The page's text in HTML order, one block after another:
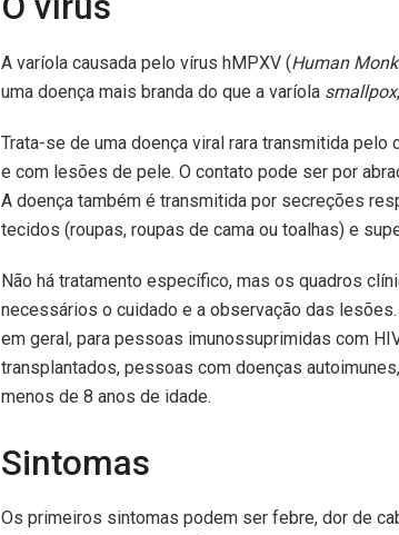
A varíola causada pelo vírus hMPXV (Human
uma doença mais branda do que a varíola smallpox
Trata-se de uma doença viral rara transmitida
e com lesões de pele. O contato pode ser por
A doença também é transmitida por secreções
tecidos (roupas, roupas de cama ou toalhas) e
Não há tratamento específico, mas os quadros
necessários o cuidado e a observação das
em geral, para pessoas imunossuprimidas com
transplantados, pessoas com doenças
menos de 8 anos de idade.
Sintomas
Os primeiros sintomas podem ser febre, dor de